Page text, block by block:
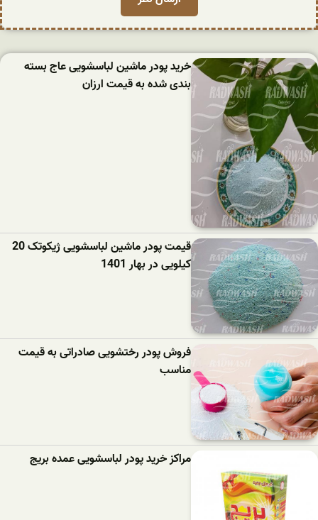
خرید پودر ماشین لباسشویی عاج بسته
بندی شده به قیمت ارزان
قیمت پودر ماشین لباسشویی ژیکوتک 20
کیلویی در بهار 1401
فروش پودر رختشویی صادراتی به قیمت
مناسب
مراکز خرید پودر لباسشویی عمده بریج